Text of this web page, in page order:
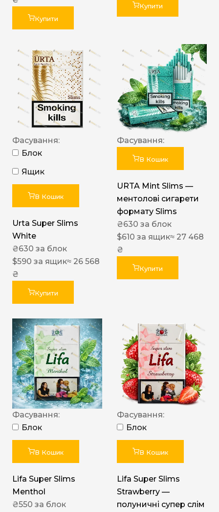
Купити
Купити
Фасування:
Блок
Ящик
В Кошик
Urta Super Slims
White
₴630 за блок
$590 за ящик≈ 26 568
₴
Купити
Фасування:
В Кошик
URTA Mint Slims —
ментолові сигарети
формату Slims
₴630 за блок
$610 за ящик≈ 27 468
₴
Купити
Фасування:
Блок
В Кошик
Lifa Super Slims
Menthol
₴550 за блок
Фасування:
Блок
В Кошик
Lifa Super Slims
Strawberry —
полуничні супер слім